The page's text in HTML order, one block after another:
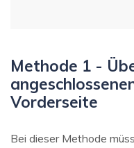
Methode 1 -
Vorderseite
Bei dieser Methode